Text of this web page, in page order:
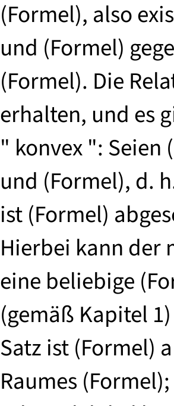
(Formel), also
und (Formel)
(Formel). Die
erhalten, und es
" konvex ":
und (Formel), d.
ist (Formel)
Hierbei kann der
eine beliebige
(gemäß Kapitel
Satz ist (Formel)
Raumes